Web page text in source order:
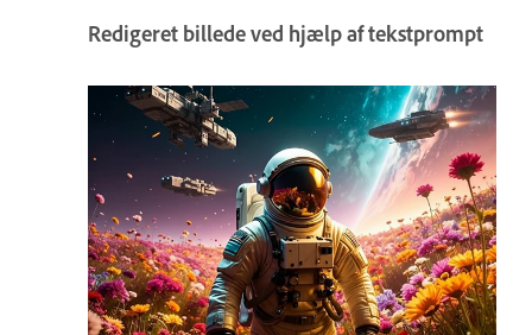
Redigeret billede ved hjælp af tekstprompt